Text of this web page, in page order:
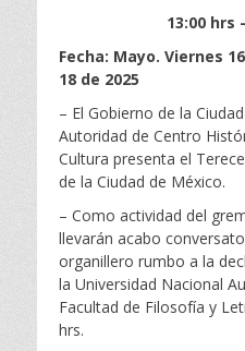
13:00 hrs
Fecha: Mayo. Viernes
18 de 2025
– El Gobierno de la
Autoridad de Centro
Cultura presenta el
de la Ciudad de México.
– Como actividad del
llevarán acabo
organillero rumbo a la
la Universidad Nacional
Facultad de Filosofía y
hrs.